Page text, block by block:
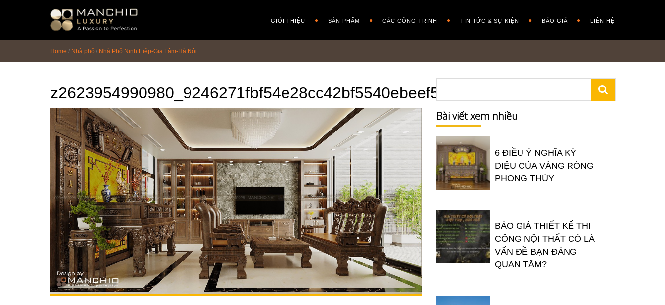
GIỚI THIỆU SẢN PHẨM CÁC CÔNG TRÌNH TIN TỨC & SỰ KIỆN BÁO GIÁ LIÊN HỆ
Home / Nhà phố / Nhà Phố Ninh Hiệp-Gia Lâm-Hà Nội
z2623954990980_9246271fbf54e28cc42bf5540ebeef59
Bài viết xem nhiều
6 ĐIỀU Ý NGHĨA KỲ
DIỆU CỦA VÀNG RÒNG
PHONG THỦY
BÁO GIÁ THIẾT KẾ THI
CÔNG NỘI THẤT CÓ LÀ
VẤN ĐỀ BẠN ĐÁNG
QUAN TÂM?